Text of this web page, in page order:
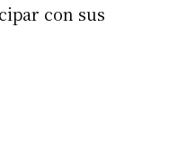
con sus